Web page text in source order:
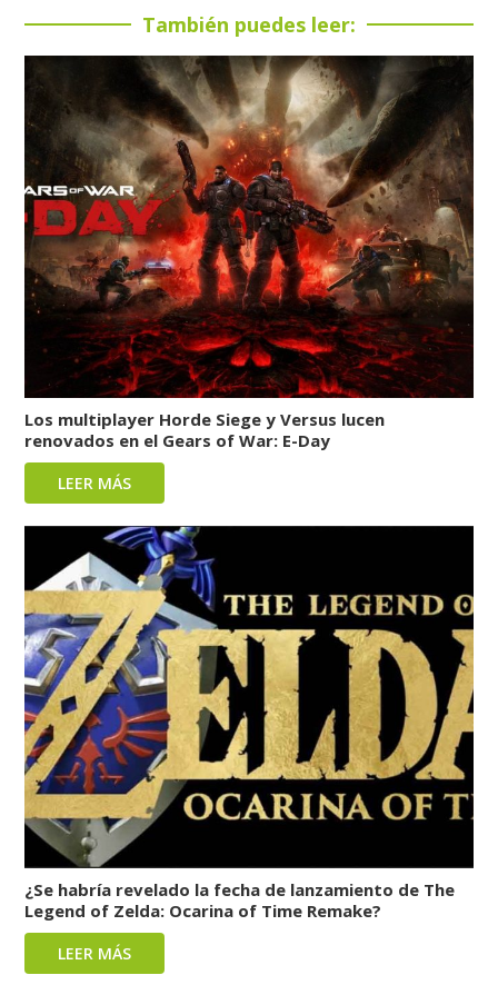
También puedes leer:
Los multiplayer Horde Siege y Versus lucen
renovados en el Gears of War: E-Day
LEER MÁS
¿Se habría revelado la fecha de lanzamiento de The
Legend of Zelda: Ocarina of Time Remake?
LEER MÁS